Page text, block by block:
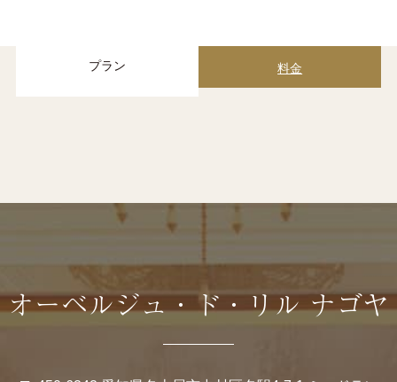
プラン 料金
オーベルジュ・ド・リル ナゴヤ